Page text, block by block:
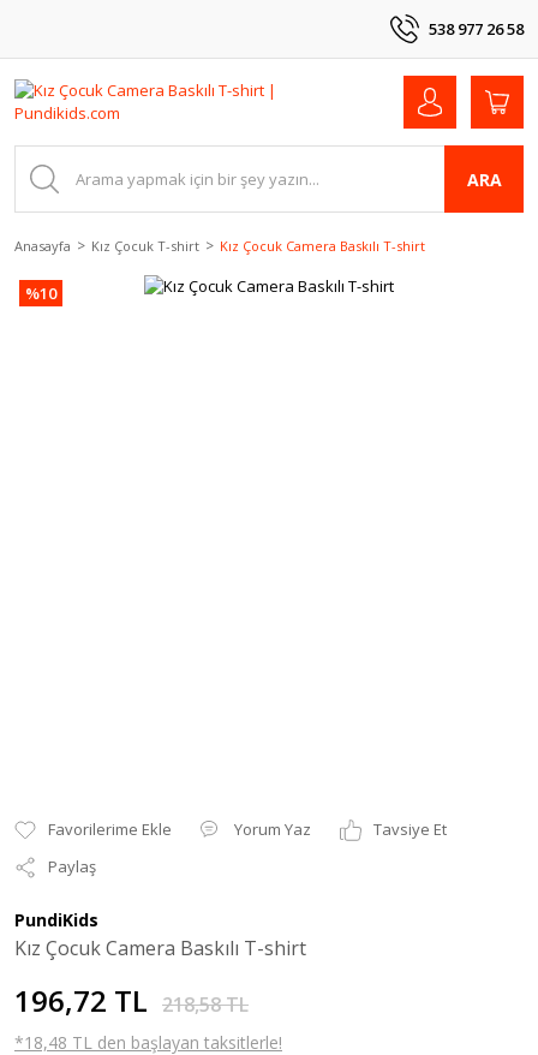
538 977 26 58
ARA
Anasayfa Kız Çocuk T-shirt Kız Çocuk Camera Baskılı T-shirt
%10
Yorum Yaz
Tavsiye Et
Paylaş
PundiKids
Kız Çocuk Camera Baskılı T-shirt
196,72 TL 218,58 TL
*18,48 TL den başlayan taksitlerle!